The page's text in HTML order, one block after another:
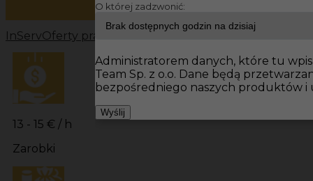
InServOferty pracy Prace wykończeniowe Niemcy
13 - 15 € / h
Zarobki
O której zadzwonić:
Administratorem danych, które tu
Team Sp. z o.o. Dane będą
bezpośredniego naszych produktów i
Wyślij